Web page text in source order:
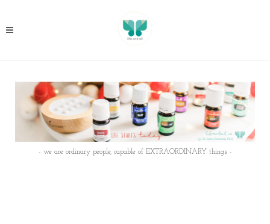
- we are ordinary people, capable of EXTRAORDINARY things -